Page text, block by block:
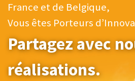
France et de Belgique,
Vous êtes Porteurs
Partagez avec
réalisations.